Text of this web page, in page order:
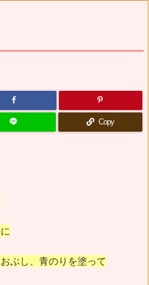
Copy
ぶし、青のりを塗って